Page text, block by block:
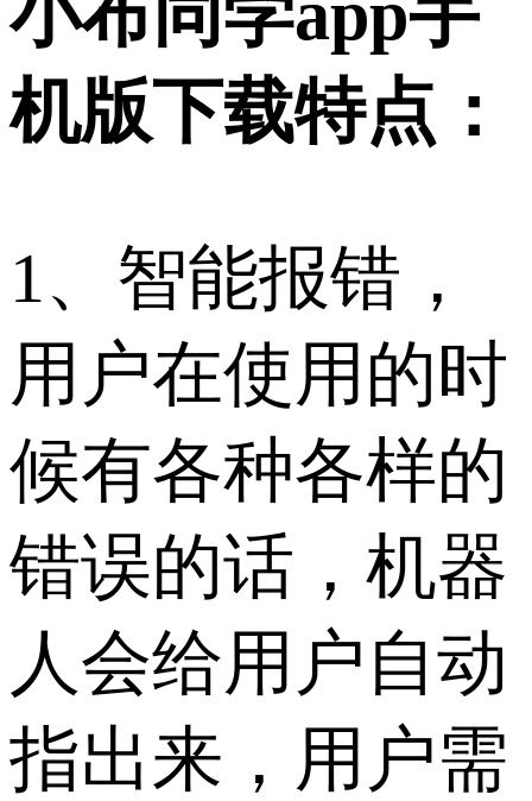
机版下载特点：
1、智能报错，
用户在使用的时
候有各种各样的
错误的话，机器
人会给用户自动
指出来，用户需